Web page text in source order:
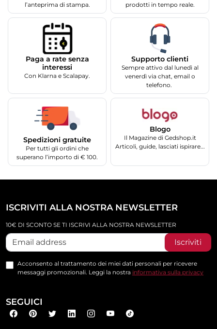
l’anteprima di stampa.
prodotti in tempo reale.
Paga a rate senza
interessi
Con Klarna e Scalapay.
Supporto clienti
Sempre attivo dal lunedì al
venerdì via chat, email o
telefono.
Spedizioni gratuite
Per tutti gli ordini che
superano l’importo di € 100.
Blogo
Il Magazine di Gedshop.it
Articoli, guide, lasciati ispirare...
ISCRIVITI ALLA NOSTRA NEWSLETTER
10€ DI SCONTO SE TI ISCRIVI ALLA NOSTRA NEWSLETTER
Iscriviti
Acconsento al trattamento dei miei dati personali per ricevere
messaggi promozionali. Leggi la nostra informativa sulla privacy
SEGUICI